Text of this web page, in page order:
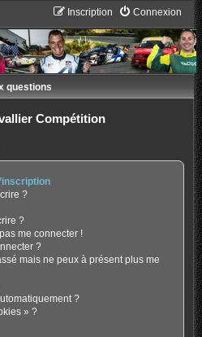
Connexion
Inscription
questions
Compétition
?
?
me connecter !
?
mais ne peux à présent plus me
?
» ?